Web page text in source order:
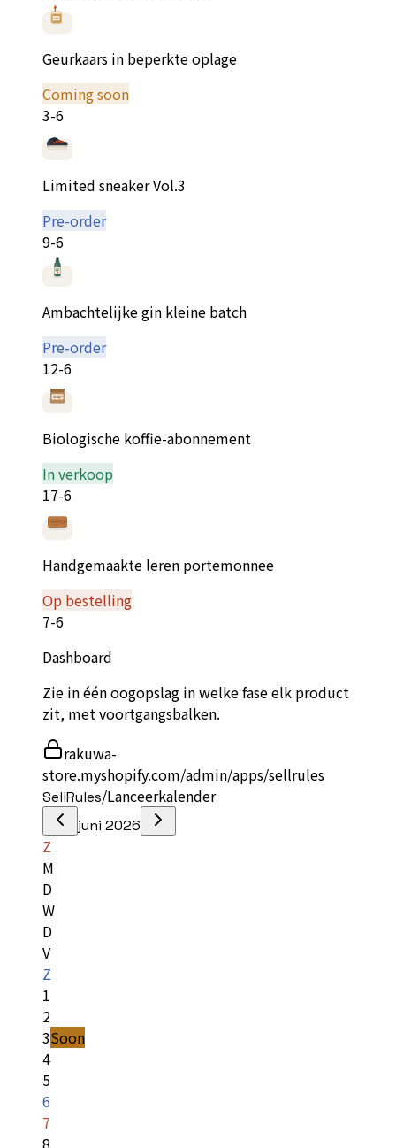
Geurkaars in beperkte oplage
Coming soon
3-6
Limited sneaker Vol.3
Pre-order
9-6
Ambachtelijke gin kleine batch
Pre-order
12-6
Biologische koffie-abonnement
In verkoop
17-6
Handgemaakte leren portemonnee
Op bestelling
7-6
Dashboard
Zie in één oogopslag in welke fase elk product
zit, met voortgangsbalken.
rakuwa-
store.myshopify.com/admin/apps/sellrules
SellRules/Lanceerkalender
juni 2026
Z
M
D
W
D
V
Z
1
2
3Soon
4
5
6
7
8